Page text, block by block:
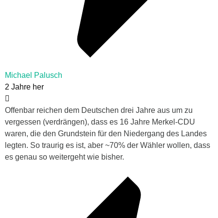
Michael Palusch
2 Jahre her
Offenbar reichen dem Deutschen drei Jahre aus um zu
vergessen (verdrängen), dass es 16 Jahre Merkel-CDU
waren, die den Grundstein für den Niedergang des Landes
legten. So traurig es ist, aber ~70% der Wähler wollen, dass
es genau so weitergeht wie bisher.